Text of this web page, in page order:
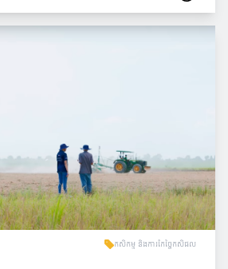
កសិកម្ម និងការកែច្នៃកសិផល